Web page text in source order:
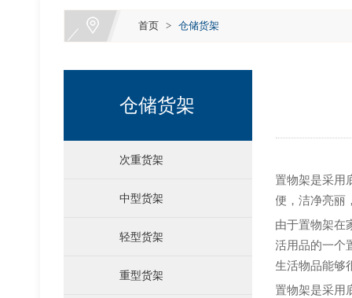
首页 > 仓储货架
仓储货架
次重货架
中型货架
轻型货架
重型货架
置物架是采用
便，洁净亮丽
由于置物架在
活用品的一个
生活物品能够
置物架是采用